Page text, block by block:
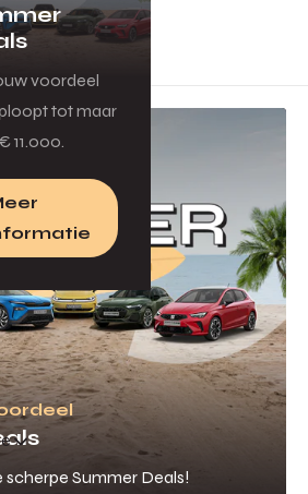
voordeel
tot maar
11.000.
Summer Deals!